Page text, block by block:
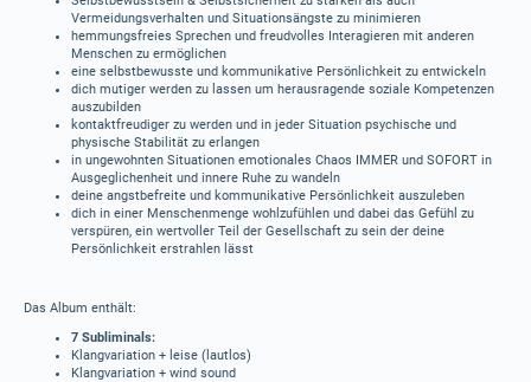
Vermeidungsverhalten und Situationsängste zu minimieren
hemmungsfreies Sprechen und freudvolles Interagieren mit anderen
Menschen zu ermöglichen
eine selbstbewusste und kommunikative Persönlichkeit zu entwickeln
dich mutiger werden zu lassen um herausragende soziale Kompetenzen
auszubilden
kontaktfreudiger zu werden und in jeder Situation psychische und
physische Stabilität zu erlangen
in ungewohnten Situationen emotionales Chaos IMMER und SOFORT in
Ausgeglichenheit und innere Ruhe zu wandeln
deine angstbefreite und kommunikative Persönlichkeit auszuleben
dich in einer Menschenmenge wohlzufühlen und dabei das Gefühl zu
verspüren, ein wertvoller Teil der Gesellschaft zu sein der deine
Persönlichkeit erstrahlen lässt
Das Album enthält:
7 Subliminals:
Klangvariation + leise (lautlos)
Klangvariation + wind sound